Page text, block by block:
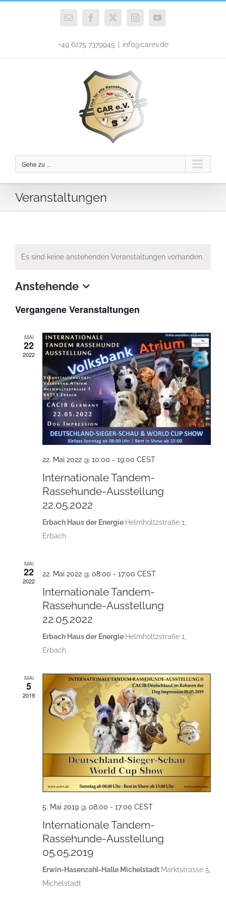
E-
Facebook
X InstagramYouTube
+49 6275 7379945 info@carev.de
Gehe zu ...
Veranstaltungen
Es sind keine anstehenden Veranstaltungen vorhanden.
Anstehende
wählen.
Vergangene Veranstaltungen
MAI
22
2022
22. Mai 2022 @ 10:00 - 19:00 CEST
Internationale Tandem-
Rassehunde-Ausstellung
22.05.2022
Erbach Haus der Energie Helmholtzstraße 1,
Erbach
MAI
22
2022
22. Mai 2022 @ 08:00 - 17:00 CEST
Internationale Tandem-
Rassehunde-Ausstellung
22.05.2022
Erbach Haus der Energie Helmholtzstraße 1,
Erbach
MAI
5
2019
5. Mai 2019 @ 08:00 - 17:00 CEST
Internationale Tandem-
Rassehunde-Ausstellung
05.05.2019
Erwin-Hasenzahl-Halle Michelstadt Marktstrasse 5,
Michelstadt